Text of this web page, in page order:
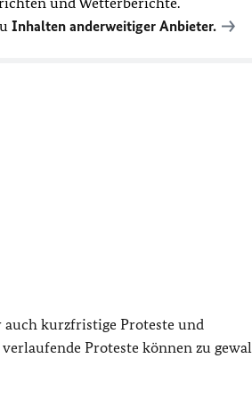
Inhalten anderweitiger Anbieter.
auch kurzfristige Proteste und
Proteste können zu